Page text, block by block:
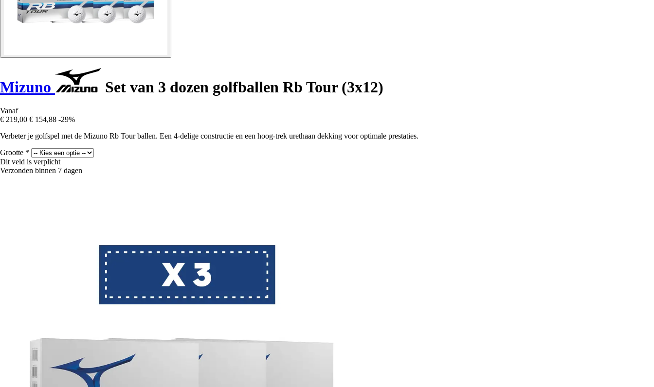
Mizuno Set van 3 dozen golfballen Rb Tour (3x12)
Vanaf
€ 219,00 € 154,88 -29%
Verbeter je golfspel met de Mizuno Rb Tour ballen. Een 4-delige constructie en een hoog-trek urethaan dekking voor optimale prestaties.
Grootte *
Dit veld is verplicht
Verzonden binnen 7 dagen